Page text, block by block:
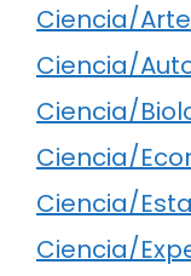
Ciencia/Arte
Ciencia/
Ciencia/
Ciencia/
Ciencia/
Ciencia/